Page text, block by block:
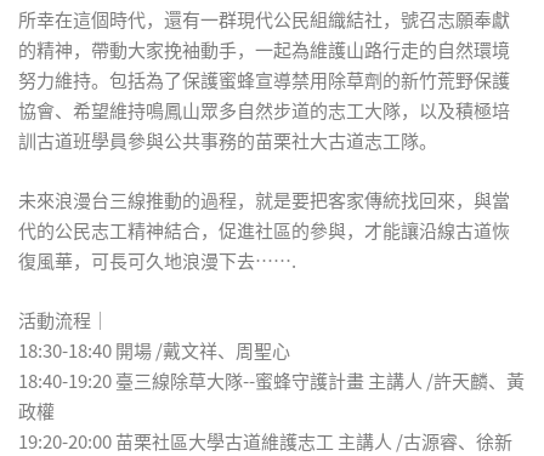
所幸在這個時代，還有一群現代公民組織結社，號召志願奉獻
的精神，帶動大家挽袖動手，一起為維護山路行走的自然環境
努力維持。包括為了保護蜜蜂宣導禁用除草劑的新竹荒野保護
協會、希望維持鳴鳳山眾多自然步道的志工大隊，以及積極培
訓古道班學員參與公共事務的苗栗社大古道志工隊。
未來浪漫台三線推動的過程，就是要把客家傳統找回來，與當
代的公民志工精神結合，促進社區的參與，才能讓沿線古道恢
復風華，可長可久地浪漫下去…….
活動流程│
18:30-18:40 開場 /戴文祥、周聖心
18:40-19:20 臺三線除草大隊--蜜蜂守護計畫 主講人 /許天麟、黃
政權
19:20-20:00 苗栗社區大學古道維護志工 主講人 /古源睿、徐新